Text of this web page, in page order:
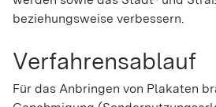
beziehungsweise verbessern.
Verfahrensablauf
Für das Anbringen von Plakaten